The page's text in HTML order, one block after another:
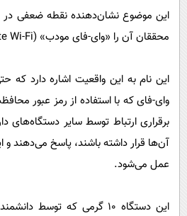
این موضوع نشان‌دهنده‌ نقطه ضعفی
محققان آن را «وای-فای مودب» (polite Wi-Fi) می‌نامند.
این نام به این واقعیت اشاره دارد
وای-فای که با استفاده از رمز عبور
برقراری ارتباط توسط سایر دستگاه‌های
عمل می‌شود.